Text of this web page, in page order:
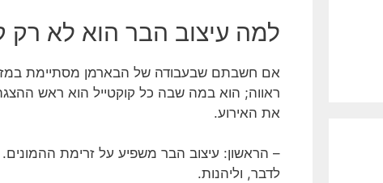
למה עיצוב הבר הוא לא רק
אם חשבתם שבעבודה של הבארמן מסתיימת
ראווה; הוא במה שבה כל קוקטייל הוא ראש
את האירוע.
– הראשון: עיצוב הבר משפיע על זרימת
לדבר, וליהנות.